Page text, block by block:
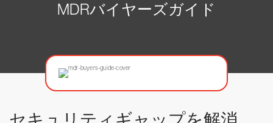
MDRバイヤーズガイド